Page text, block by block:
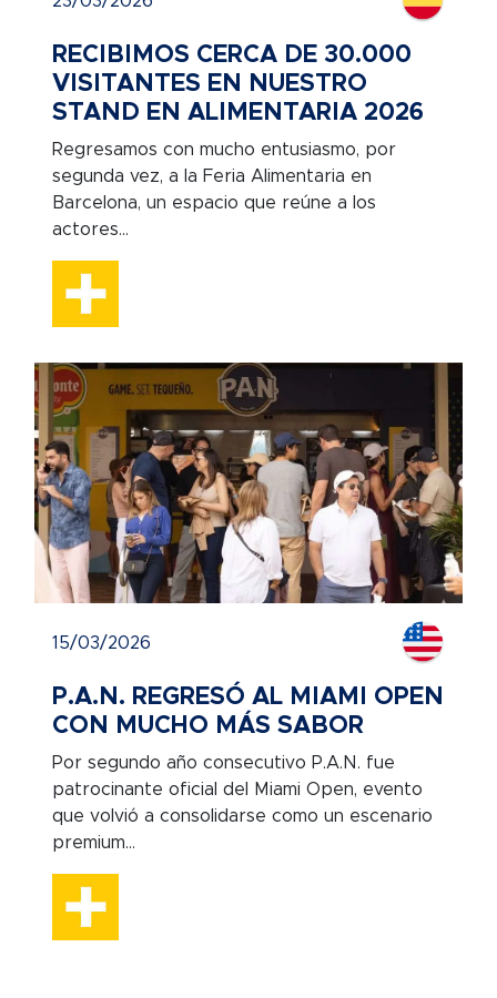
RECIBIMOS CERCA DE 30.000
VISITANTES EN NUESTRO
STAND EN ALIMENTARIA 2026
Regresamos con mucho entusiasmo, por
segunda vez, a la Feria Alimentaria en
Barcelona, un espacio que reúne a los
actores...
15/03/2026
P.A.N. REGRESÓ AL MIAMI OPEN
CON MUCHO MÁS SABOR
Por segundo año consecutivo P.A.N. fue
patrocinante oficial del Miami Open, evento
que volvió a consolidarse como un escenario
premium...